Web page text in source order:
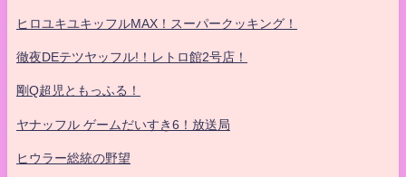
ヒロユキユキッフルMAX！スーパークッキング！
徹夜DEテツヤッフル!！レトロ館2号店！
剛Q超児ともっふる！
ヤナッフル ゲームだいすき6！放送局
ヒウラー総統の野望